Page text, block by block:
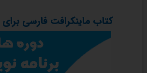
کتاب ماینکرافت فارسی برای